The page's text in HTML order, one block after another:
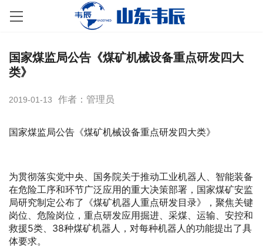
国家煤监局公告《煤矿机械设备重点研发四大
类》
2019-01-13 作者：管理员
国家煤监局公告《煤矿机械设备重点研发四大类》
为贯彻落实党中央、国务院关于推动工业机器人、智能装备
在危险工序和环节广泛应用的重大决策部署，国家煤矿安监
局研究制定公布了《煤矿机器人重点研发目录》，聚焦关键
岗位、危险岗位，重点研发应用掘进、采煤、运输、安控和
救援5类、38种煤矿机器人，对每种机器人的功能提出了具
体要求。